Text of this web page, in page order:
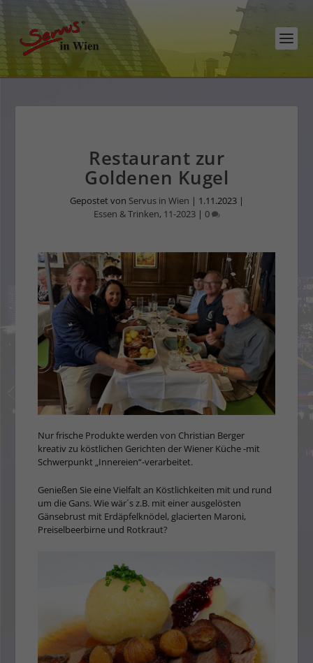
Restaurant zur
Goldenen Kugel
Gepostet von Servus in Wien | 1.11.2023|
Essen & Trinken, 11-2023| 0
Nur frische Produkte werden von Christian Berger
kreativ zu köstlichen Gerichten der Wiener Küche -mit
Schwerpunkt „Innereien“-verarbeitet.
Genießen Sie eine Vielfalt an Köstlichkeiten mit und rund
um die Gans. Wie wär´s z.B. mit einer ausgelösten
Gänsebrust mit Erdäpfelknödel, glacierten Maroni,
Preiselbeerbirne und Rotkraut?